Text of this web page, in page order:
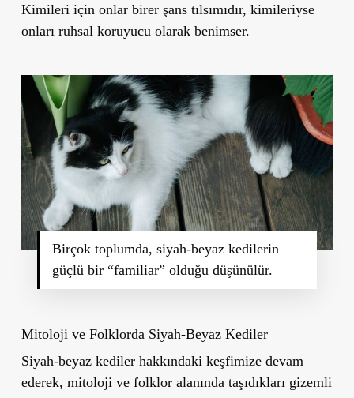
Kimileri için onlar birer şans tılsımıdır, kimileriyse
onları ruhsal koruyucu olarak benimser.
Birçok toplumda, siyah-beyaz kedilerin
güçlü bir “familiar” olduğu düşünülür.
Mitoloji ve Folklorda Siyah-Beyaz Kediler
Siyah-beyaz kediler hakkındaki keşfimize devam
ederek, mitoloji ve folklor alanında taşıdıkları gizemli